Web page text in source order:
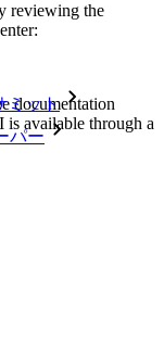
ミット
パー
reviewing the
documentation
available through a